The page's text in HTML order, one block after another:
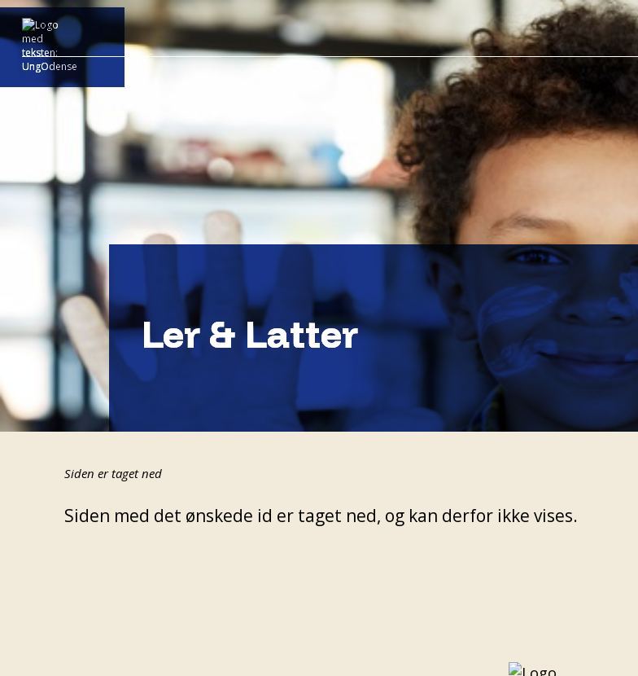
Ler & Latter
Siden er taget ned
Siden med det ønskede id er taget ned, og kan derfor ikke vises.